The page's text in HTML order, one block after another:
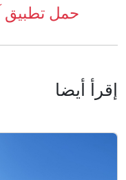
حمل تطبيق
إقرأ أيضا